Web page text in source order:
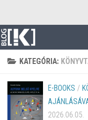
KATEGÓRIA:
E-BOOKS /
2026.06.05.